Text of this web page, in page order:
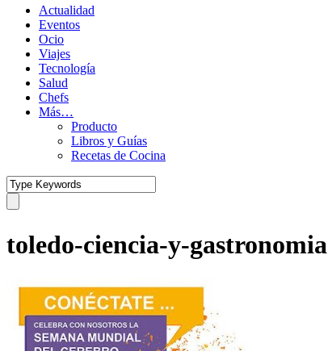
Actualidad
Eventos
Ocio
Viajes
Tecnología
Salud
Chefs
Más…
Producto
Libros y Guías
Recetas de Cocina
toledo-ciencia-y-gastronomia